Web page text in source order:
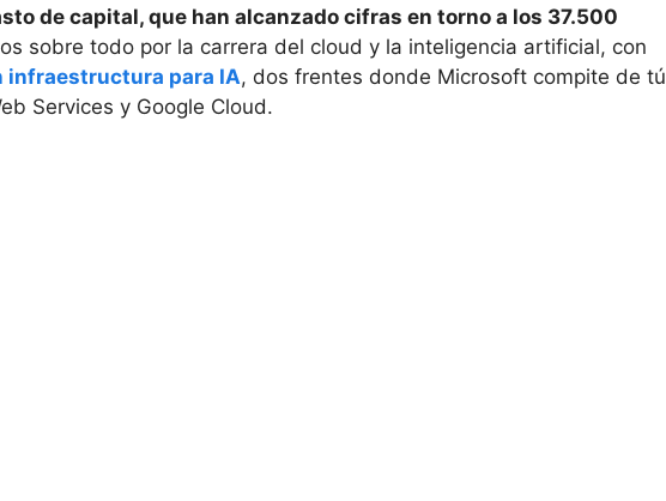
de capital, que han alcanzado cifras en torno a los 37.500
sobre todo por la carrera del cloud y la inteligencia artificial, con
infraestructura para IA, dos frentes donde Microsoft compite de tú
Services y Google Cloud.